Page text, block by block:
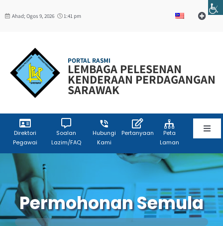
to
Ahad; Ogos 9, 2026 1:41 pm
Toggle
W3C
PORTAL RASMI
LEMBAGA PELESENAN
KENDERAAN PERDAGANGAN
SARAWAK
Direktori
Pegawai
Soalan
Lazim/FAQ
Hubungi
Kami
Pertanyaan
Peta
Laman
Laman Utama
Info Korporat
Sumber Maklumat
Permohonan Semula